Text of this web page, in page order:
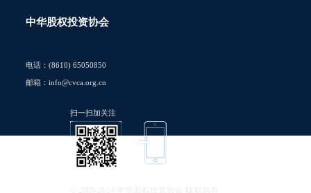
中华股权投资协会
电话：(8610) 65050850
邮箱：info@cvca.org.cn
扫一扫加关注